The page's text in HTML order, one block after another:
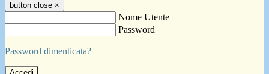
button close ×
Nome Utente
Password
Password dimenticata?